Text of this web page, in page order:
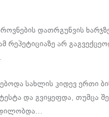
დათრგუნვის
რეპეტიციაზე არ
სახლის კიდევ ერთი
და გვიყეფდა, თუმცა